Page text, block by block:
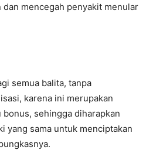
mencegah penyakit menular
semua balita, tanpa
karena ini merupakan
bonus, sehingga diharapkan
yang sama untuk menciptakan